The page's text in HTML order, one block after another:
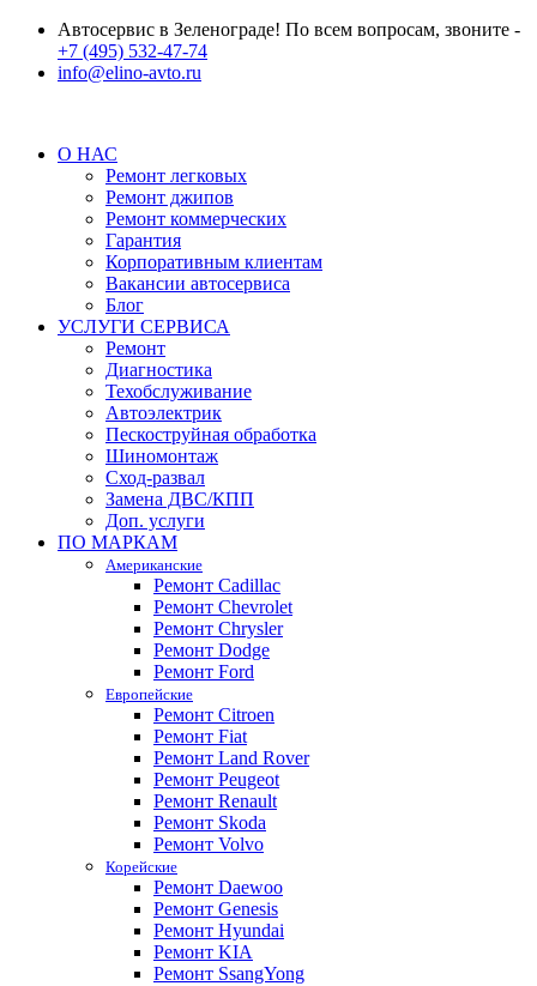
Автосервис в Зеленограде! По всем вопросам, звоните -
+7 (495) 532-47-74
info@elino-avto.ru
О НАС
Ремонт легковых
Ремонт джипов
Ремонт коммерческих
Гарантия
Корпоративным клиентам
Вакансии автосервиса
Блог
УСЛУГИ СЕРВИСА
Ремонт
Диагностика
Техобслуживание
Автоэлектрик
Пескоструйная обработка
Шиномонтаж
Сход-развал
Замена ДВС/КПП
Доп. услуги
ПО МАРКАМ
Американские
Ремонт Cadillac
Ремонт Chevrolet
Ремонт Chrysler
Ремонт Dodge
Ремонт Ford
Европейские
Ремонт Citroen
Ремонт Fiat
Ремонт Land Rover
Ремонт Peugeot
Ремонт Renault
Ремонт Skoda
Ремонт Volvo
Корейские
Ремонт Daewoo
Ремонт Genesis
Ремонт Hyundai
Ремонт KIA
Ремонт SsangYong